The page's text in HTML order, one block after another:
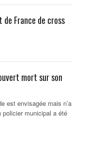
de France de cross
mort sur son
est envisagée mais n’a
policier municipal a été